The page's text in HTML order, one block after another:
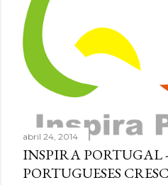
s
abril 24, 2014
INSPIRA PORTUGAL
PORTUGUESES